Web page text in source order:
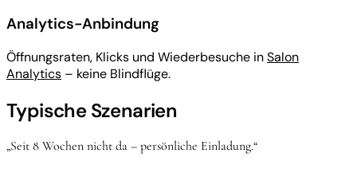
Analytics-Anbindung
Öffnungsraten, Klicks und Wiederbesuche inSalon
Analytics – keine Blindflüge.
Typische Szenarien
„Seit 8 Wochen nicht da – persönliche Einladung.“